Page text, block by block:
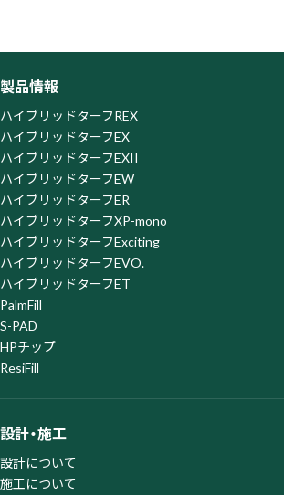
のアクセス履歴を取得・蓄積しておりますが
プトアウトページ」よりオプトアウトを行っ
お、オプトアウトがなされた場合は、当社が
提供するサービスの一部を利用できなくなる
すので、ご了承ください。
オプトアウトページ
製品情報
ハイブリッドターフREX
ハイブリッドターフEX
ハイブリッドターフEXII
ハイブリッドターフEW
ハイブリッドターフER
ハイブリッドターフXP-mono
ハイブリッドターフExciting
ハイブリッドターフEVO.
ハイブリッドターフET
PalmFill
S-PAD
HPチップ
ResiFill
設計・施工
設計について
施工について